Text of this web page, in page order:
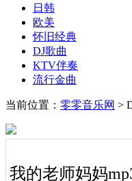
日韩
欧美
怀旧经典
DJ歌曲
KTV伴奏
流行金曲
当前位置： 零零音乐网 >
我的老师妈妈